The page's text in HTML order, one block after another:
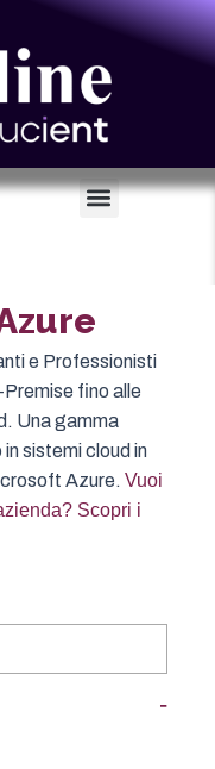
e Professionisti
fino alle
Una gamma
sistemi cloud in
Azure. Vuoi
Scopri i
-